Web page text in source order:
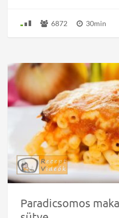
6872 30min
Paradicsomos